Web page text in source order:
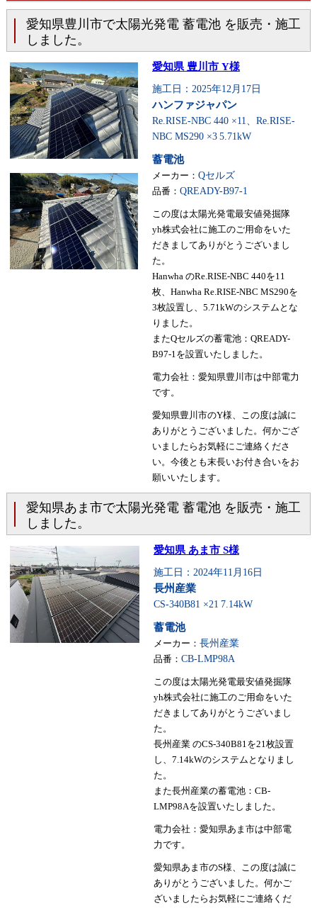
愛知県豊川市で太陽光発電 蓄電池 を販売・施工
しました。
愛知県 豊川市 Y様
施工日：2025年12月17日
ハンファジャパン
Re.RISE-NBC 440 ×11、Re.RISE-
NBC MS290 ×3 5.71kW
蓄電池
メーカー： Qセルズ
品番： QREADY-B97-1
この度は太陽光発電最安値発掘隊
yh株式会社に施工のご用命をいた
だきましてありがとうございまし
た。
Hanwha のRe.RISE-NBC 440を11
枚、Hanwha Re.RISE-NBC MS290を
3枚設置し、5.71kWのシステムとな
りました。
またQセルズの蓄電池：QREADY-
B97-1を設置いたしました。
電力会社：愛知県豊川市は中部電力
です。
愛知県豊川市のY様、この度は誠に
ありがとうございました。何かござ
いましたらお気軽にご連絡くださ
い。今後とも末長いお付き合いをお
願いいたします。
愛知県あま市で太陽光発電 蓄電池 を販売・施工
しました。
愛知県 あま市 S様
施工日：2024年11月16日
長州産業
CS-340B81 ×21 7.14kW
蓄電池
メーカー： 長州産業
品番： CB-LMP98A
この度は太陽光発電最安値発掘隊
yh株式会社に施工のご用命をいた
だきましてありがとうございまし
た。
長州産業 のCS-340B81を21枚設置
し、7.14kWのシステムとなりまし
た。
また長州産業の蓄電池：CB-
LMP98Aを設置いたしました。
電力会社：愛知県あま市は中部電
力です。
愛知県あま市のS様、この度は誠に
ありがとうございました。何かご
ざいましたらお気軽にご連絡くだ